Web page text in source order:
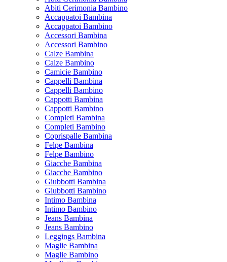
Abiti Cerimonia Bambino
Accappatoi Bambina
Accappatoi Bambino
Accessori Bambina
Accessori Bambino
Calze Bambina
Calze Bambino
Camicie Bambino
Cappelli Bambina
Cappelli Bambino
Cappotti Bambina
Cappotti Bambino
Completi Bambina
Completi Bambino
Coprispalle Bambina
Felpe Bambina
Felpe Bambino
Giacche Bambina
Giacche Bambino
Giubbotti Bambina
Giubbotti Bambino
Intimo Bambina
Intimo Bambino
Jeans Bambina
Jeans Bambino
Leggings Bambina
Maglie Bambina
Maglie Bambino